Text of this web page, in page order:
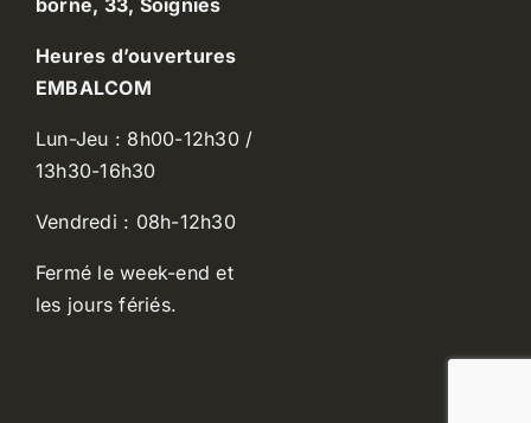
borne, 33, Soignies
Heures d’ouvertures
EMBALCOM
Lun-Jeu : 8h00-12h30 /
13h30-16h30
Vendredi : 08h-12h30
Fermé le week-end et
les jours fériés.